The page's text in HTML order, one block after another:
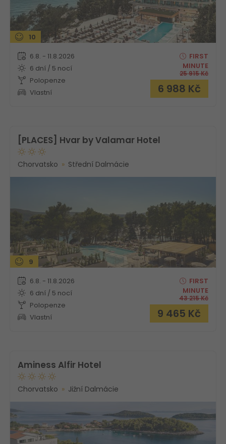
10
6.8. - 11.8.2026
6 dní / 5 nocí
Polopenze
Vlastní
FIRST
MINUTE
25 915Kč
6 988 Kč
[PLACES] Hvar by Valamar Hotel
Chorvatsko Střední Dalmácie
9
6.8. - 11.8.2026
6 dní / 5 nocí
Polopenze
Vlastní
FIRST
MINUTE
43 215Kč
9 465 Kč
Aminess Alfir Hotel
Chorvatsko Jižní Dalmácie